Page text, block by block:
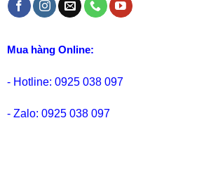
Mua hàng Online:
- Hotline: 0925 038 097
- Zalo: 0925 038 097